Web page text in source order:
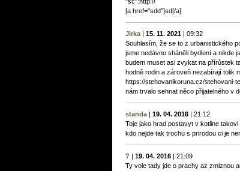
[a href="sdd"]sd[/a]
Jirka | 15. 11. 2021 | 09:32
Souhlasím, že se to z urbanistického
jsme nedávno sháněli bydlení a nikde
budem muset asi zvykat na přírůstek
hodně rodin a zároveň nezabírají tolik
https://stehovanikoruna.cz/stehovani-
nám trvalo sehnat něco přijatelného v
standa | 19. 04. 2016 | 21:12
Toje jako hrad postavyt v kotline
kdo nejde tak trochu s prirodou ci je
? | 19. 04. 2016 | 21:09
Ty vole tady jde o prachy az zmiznou